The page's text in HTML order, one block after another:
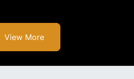
View More